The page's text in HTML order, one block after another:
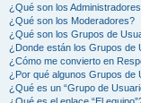
¿Qué son los
¿Qué son los Moderadores?
¿Qué son los Grupos de
¿Donde están los Grupos de
¿Cómo me convierto en
¿Por qué algunos Grupos de
¿Qué es un “Grupo de